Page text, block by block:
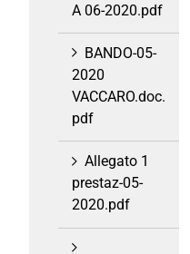
A 06-2020.pdf
BANDO-05-
2020
VACCARO.doc.
pdf
Allegato 1
prestaz-05-
2020.pdf